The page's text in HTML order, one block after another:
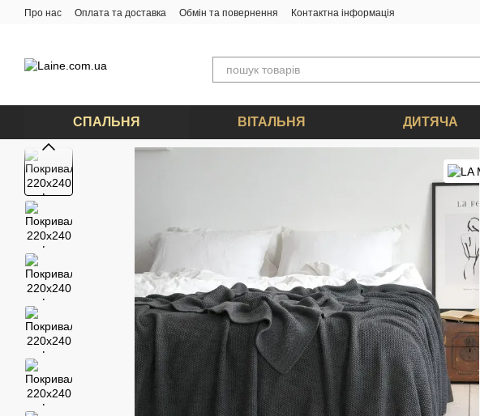
Перейти до основного контенту
Про нас Оплата та доставка Обмін та повернення Контактна інформація
СПАЛЬНЯ ВІТАЛЬНЯ ДИТЯЧА